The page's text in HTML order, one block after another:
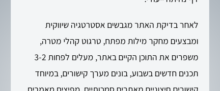
לאחר בדיקת האתר מגבשים אסטרטגיה שיווקית
ומבצעים מחקר מילות מפתח, טרגוט קהלי מטרה,
משפרים את התוכן הקיים באתר, מעלים לפחות 3-2
תכנים חדשים בשבוע, בונים מערך קישורים, במיוחד